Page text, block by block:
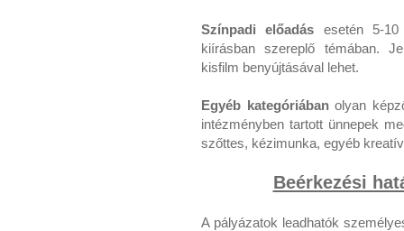
Színpadi előadás esetén 5-
kiírásban szereplő témában.
kisfilm benyújtásával lehet.
Egyéb kategóriábanolyan
intézményben tartott ünnepek
szőttes, kézimunka, egyéb
Beérkezési
A pályázatok leadhatók